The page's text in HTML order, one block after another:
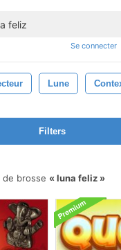
Se connecter
Lune
Filters
de brosse
luna feliz